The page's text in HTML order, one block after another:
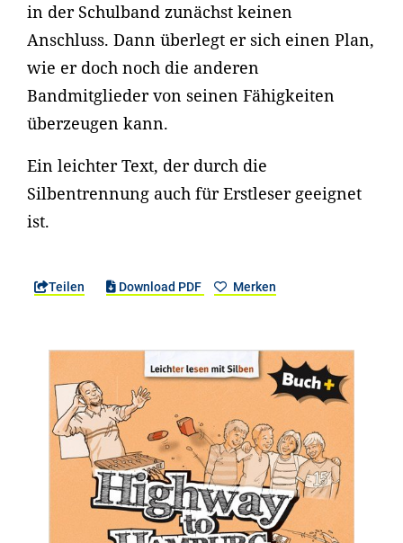
in der Schulband zunächst keinen
Anschluss. Dann überlegt er sich einen Plan,
wie er doch noch die anderen
Bandmitglieder von seinen Fähigkeiten
überzeugen kann.
Ein leichter Text, der durch die
Silbentrennung auch für Erstleser geeignet
ist.
Teilen Download PDF Merken